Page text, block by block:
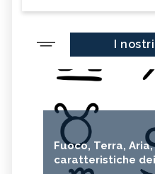
I
Fuoco, Terra,
caratteristiche